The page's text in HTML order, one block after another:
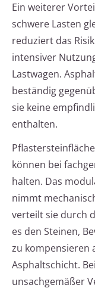
Ein weiterer
schwere Lasten
reduziert das
intensiver
Lastwagen.
beständig
sie keine
enthalten.
können bei
halten. Das
nimmt
verteilt sie durch
es den Steinen,
zu kompensieren
Asphaltschicht.
unsachgemäßer